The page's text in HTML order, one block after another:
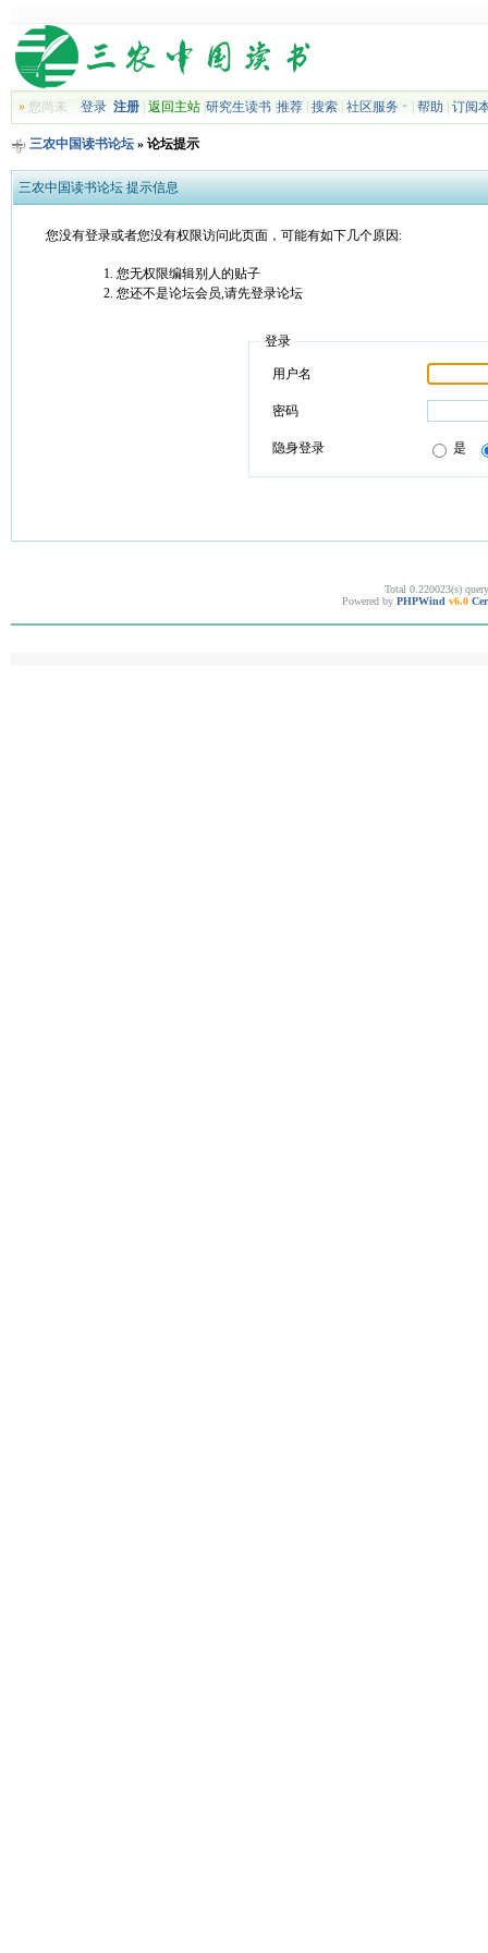
»您尚未 登录 注册| 返回主站| 研究生读书| 推荐| 搜索| 社区服务 帮助 订阅
三农中国读书论坛» 论坛提示
三农中国读书论坛 提示信息
您没有登录或者您没有权限访问此页面，可能有如下几个原因:
您无权限编辑别人的贴子
您还不是论坛会员,请先登录论坛
登录
用户名
密码
隐身登录 是
Total 0.220023(s)
Powered by PHPWind v6.0